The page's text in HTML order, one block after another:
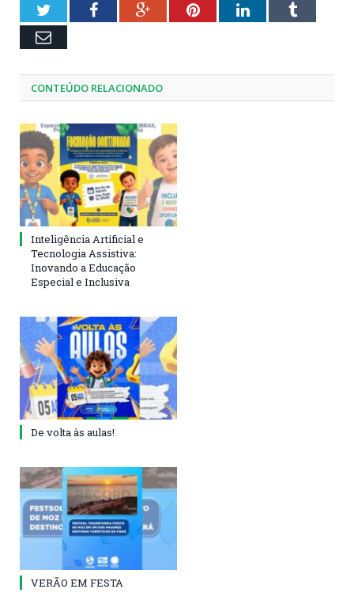
TwitterFacebookGoogle+PinterestLinkedInTumblr
Email
CONTEÚDO RELACIONADO
Inteligência Artificial e
Tecnologia Assistiva:
Inovando a Educação
Especial e Inclusiva
De volta às aulas!
VERÃO EM FESTA